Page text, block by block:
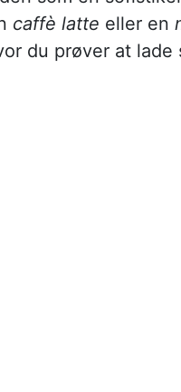
caffè latte eller en
du prøver at